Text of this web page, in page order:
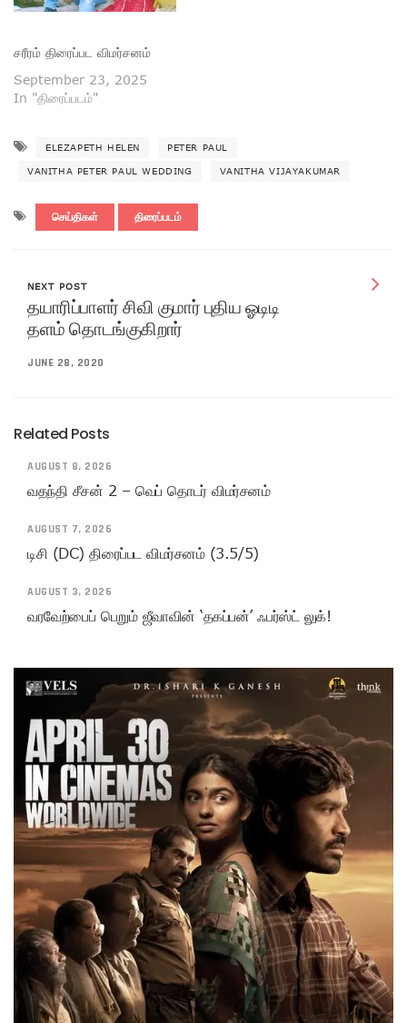
சரீரம் திரைப்பட விமர்சனம்
September 23, 2025
In "திரைப்படம்"
ELEZAPETH HELEN PETER PAUL
VANITHA PETER PAUL WEDDING VANITHA VIJAYAKUMAR
செய்திகள் திரைப்படம்
NEXT POST
தயாரிப்பாளர் சிவி குமார் புதிய ஓடிடி
தளம் தொடங்குகிறார்
JUNE 28, 2020
Related Posts
AUGUST 8, 2026
வதந்தி சீசன் 2 – வெப் தொடர் விமர்சனம்
AUGUST 7, 2026
டிசி (DC) திரைப்பட விமர்சனம் (3.5/5)
AUGUST 3, 2026
வரவேற்பைப் பெறும் ஜீவாவின் ‘தகப்பன்’ ஃபர்ஸ்ட் லுக்!